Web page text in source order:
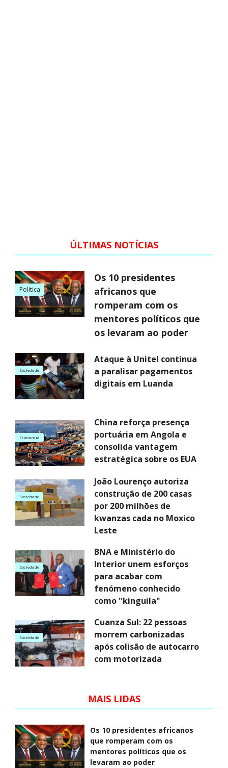
ÚLTIMAS NOTÍCIAS
Politica
Os 10 presidentes
africanos que
romperam com os
mentores políticos que
os levaram ao poder
Sociedade
Ataque à Unitel continua
a paralisar pagamentos
digitais em Luanda
Economia
China reforça presença
portuária em Angola e
consolida vantagem
estratégica sobre os EUA
Sociedade
João Lourenço autoriza
construção de 200 casas
por 200 milhões de
kwanzas cada no Moxico
Leste
Sociedade
BNA e Ministério do
Interior unem esforços
para acabar com
fenómeno conhecido
como "kinguila"
Sociedade
Cuanza Sul: 22 pessoas
morrem carbonizadas
após colisão de autocarro
com motorizada
MAIS LIDAS
Os 10 presidentes africanos
que romperam com os
mentores políticos que os
levaram ao poder